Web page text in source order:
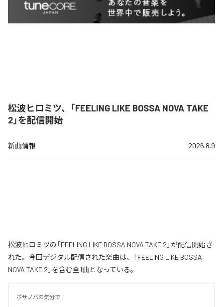
松波ヒロミツ、「FEELING LIKE BOSSA NOVA TAKE
2」を配信開始
新曲情報 2026.8.9
松波ヒロミツの「FEELING LIKE BOSSA NOVA TAKE 2」が配信開始さ
れた。今回デジタル配信された楽曲は、「FEELING LIKE BOSSA
NOVA TAKE 2」を含む全1曲となっている。
ボサノバの気分で！